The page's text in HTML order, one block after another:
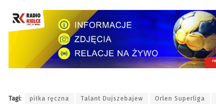
Tagi: piłka ręczna Talant Dujszebajew Orlen Superliga